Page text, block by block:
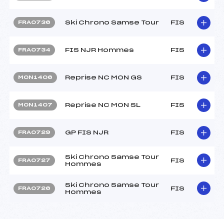
FRA0736 Ski Chrono Samse Tour FIS
FRA0734 FIS NJR Hommes FIS
MON1406 Reprise NC MON GS FIS
MON1407 Reprise NC MON SL FIS
FRA0729 GP FIS NJR FIS
FRA0727
Ski Chrono Samse Tour
Hommes
FIS
FRA0726
Ski Chrono Samse Tour
Hommes
FIS